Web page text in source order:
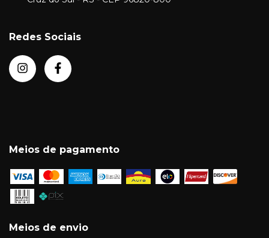
Redes Sociais
Meios de pagamento
Meios de envio